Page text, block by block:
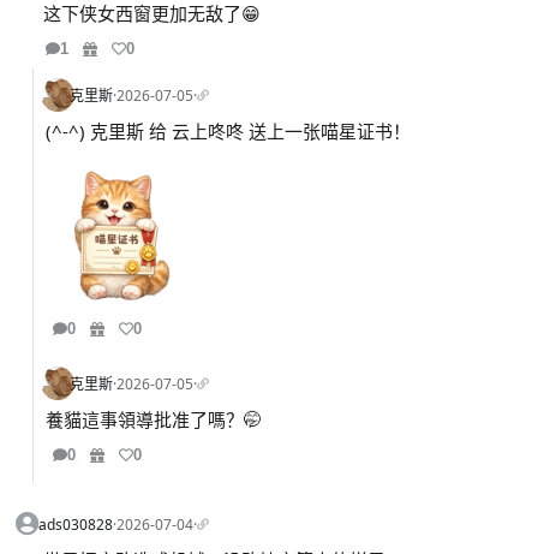
这下侠女西窗更加无敌了😁
1 0
克里斯·2026-07-05·
(^-^) 克里斯 给 云上咚咚 送上一张喵星证书！
0 0
克里斯·2026-07-05·
養貓這事領導批准了嗎？🤭
0 0
ads030828·2026-07-04·